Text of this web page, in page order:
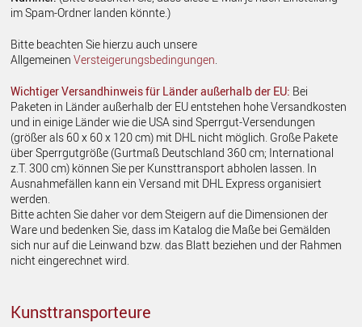
im Spam-Ordner landen könnte.)
Bitte beachten Sie hierzu auch unsere
AllgemeinenVersteigerungsbedingungen
Wichtiger Versandhinweis für Länder außerhalb der EU: Bei
Paketen in Länder außerhalb der EU entstehen hohe Versandkosten
und in einige Länder wie die USA sind Sperrgut-Versendungen
(größer als 60 x 60 x 120 cm) mit DHL nicht möglich. Große Pakete
über Sperrgutgröße (Gurtmaß Deutschland 360 cm; International
z.T. 300 cm) können Sie per Kunsttransport abholen lassen. In
Ausnahmefällen kann ein Versand mit DHL Express organisiert
werden.
Bitte achten Sie daher vor dem Steigern auf die Dimensionen der
Ware und bedenken Sie, dass im Katalog die Maße bei Gemälden
sich nur auf die Leinwand bzw. das Blatt beziehen und der Rahmen
nicht eingerechnet wird.
Kunsttransporteure